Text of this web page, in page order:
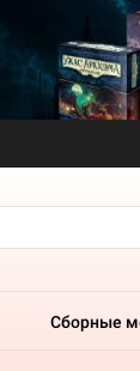
Сборные